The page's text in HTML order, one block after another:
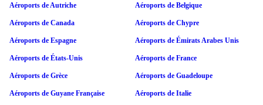
Aéroports de Autriche Aéroports de Belgique
Aéroports de Canada Aéroports de Chypre
Aéroports de Espagne Aéroports de Émirats Arabes Unis
Aéroports de États-Unis Aéroports de France
Aéroports de Grèce Aéroports de Guadeloupe
Aéroports de Guyane Française Aéroports de Italie